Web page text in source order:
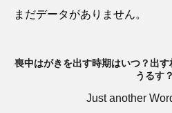
まだデータがありません。
喪中はがきを出す時期はいつ？出
うるす？
Just another